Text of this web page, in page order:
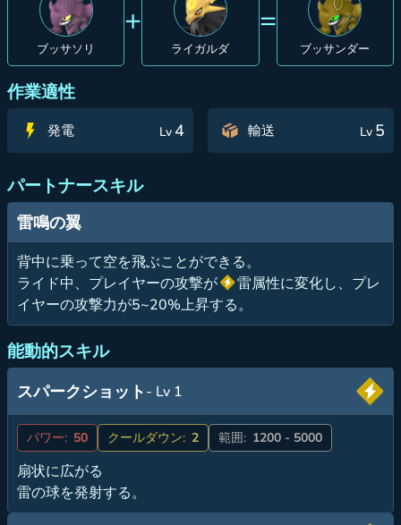
ブッサソリ
+
ライガルダ
=
ブッサンダー
作業適性
発電 Lv4 輸送 Lv 5
パートナースキル
雷鳴の翼
背中に乗って空を飛ぶことができる。
ライド中、プレイヤーの攻撃が
雷属性に変化し、プレ
イヤーの攻撃力が5~20%上昇する。
能動的スキル
スパークショット- Lv 1
パワー: 50 クールダウン: 2 範囲: 1200 - 5000
扇状に広がる
雷の球を発射する。